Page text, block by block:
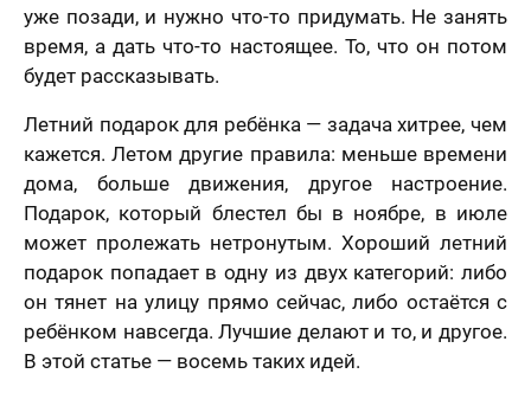
уже позади, и нужно что-то придумать. Не занять
время, а дать что-то настоящее. То, что он потом
будет рассказывать.
Летний подарок для ребёнка — задача хитрее, чем
кажется. Летом другие правила: меньше времени
дома, больше движения, другое настроение.
Подарок, который блестел бы в ноябре, в июле
может пролежать нетронутым. Хороший летний
подарок попадает в одну из двух категорий: либо
он тянет на улицу прямо сейчас, либо остаётся с
ребёнком навсегда. Лучшие делают и то, и другое.
В этой статье — восемь таких идей.